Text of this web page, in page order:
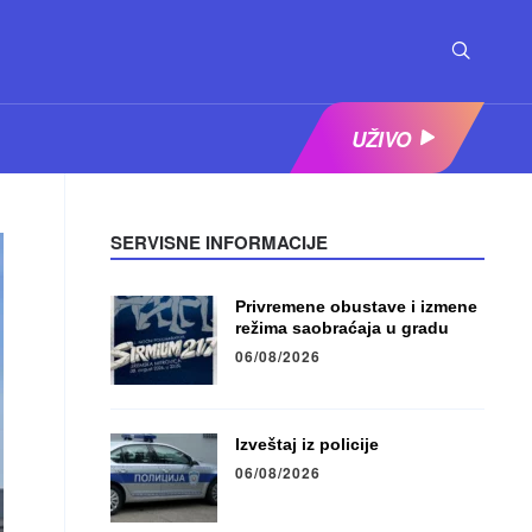
UŽIVO
SERVISNE INFORMACIJE
Privremene obustave i izmene
režima saobraćaja u gradu
06/08/2026
Izveštaj iz policije
06/08/2026